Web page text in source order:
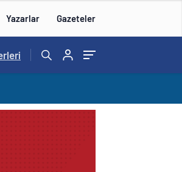
Yazarlar Gazeteler